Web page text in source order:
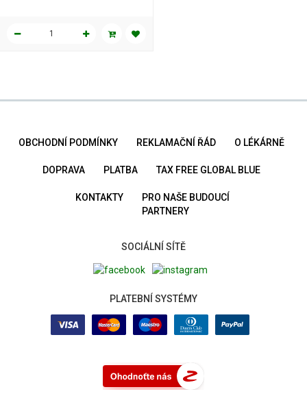
OBCHODNÍ PODMÍNKY REKLAMAČNÍ ŘÁD O LÉKÁRNĚ
DOPRAVA PLATBA TAX FREE GLOBAL BLUE
KONTAKTY
PRO NAŠE BUDOUCÍ
PARTNERY
SOCIÁLNÍ SÍTĚ
PLATEBNÍ SYSTÉMY